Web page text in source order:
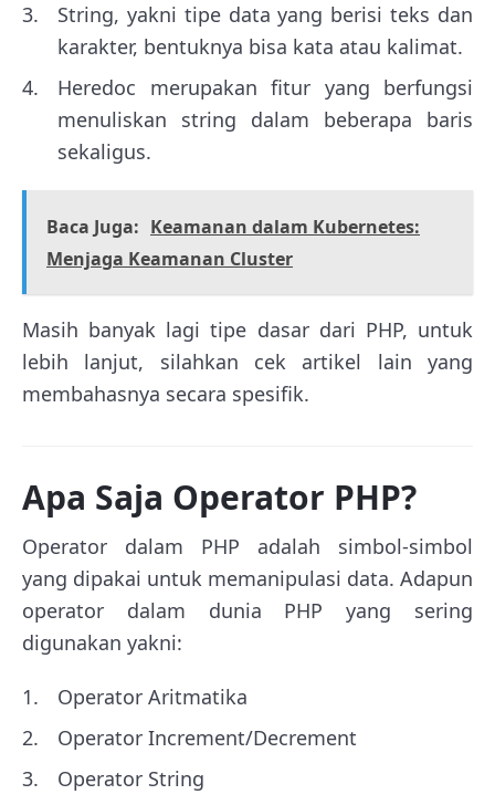
String, yakni tipe data yang berisi teks dan
karakter, bentuknya bisa kata atau kalimat.
Heredoc merupakan fitur yang berfungsi
menuliskan string dalam beberapa baris
sekaligus.
Baca Juga: Keamanan dalam Kubernetes:
Menjaga Keamanan Cluster
Masih banyak lagi tipe dasar dari PHP, untuk
lebih lanjut, silahkan cek artikel lain yang
membahasnya secara spesifik.
Apa Saja Operator PHP?
Operator dalam PHP adalah simbol-simbol
yang dipakai untuk memanipulasi data. Adapun
operator dalam dunia PHP yang sering
digunakan yakni:
Operator Aritmatika
Operator Increment/Decrement
Operator String